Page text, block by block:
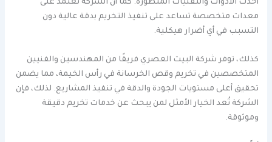
أحدث الأدوات والتقنيات المتطورة. كما أن الشركة تعتمد على
معدات متخصصة تساعد على تنفيذ التخريم بدقة عالية دون
التسبب في أي أضرار هيكلية.
كذلك، توفر شركة البيت العصري فريقًا من المهندسين والفنيين
المتخصصين في تخريم وقص الخرسانة في رأس الخيمة، مما يضمن
تحقيق أعلى مستويات الجودة والدقة في تنفيذ المشاريع. لذلك، فإن
الشركة تُعد الخيار الأمثل لمن يبحث عن خدمات تخريم دقيقة
وموثوقة.